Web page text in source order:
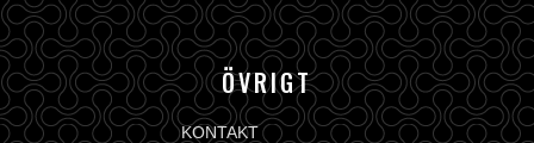
ÖVRIGT
KONTAKT